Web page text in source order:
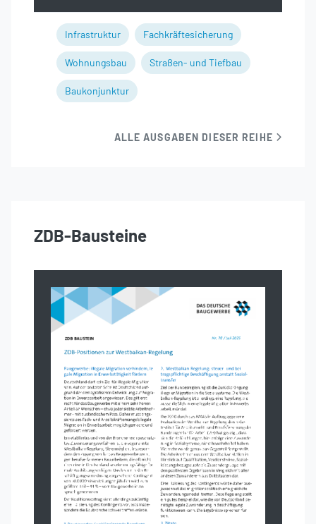
Infrastruktur Fachkräftesicherung
Wohnungsbau Straßen- und Tiefbau
Baukonjunktur
ALLE AUSGABEN DIESER REIHE
ZDB-Bausteine